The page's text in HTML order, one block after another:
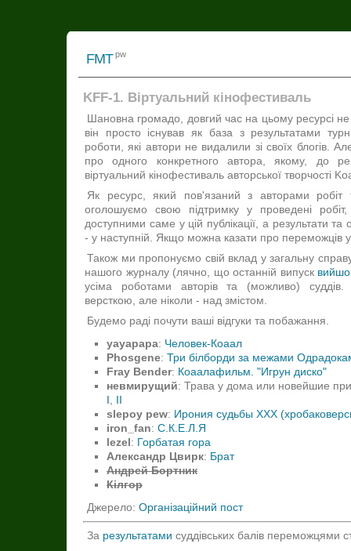
FMTpw
KFF-1. Віртуальний кінофестиваль
Шановна громадо, довгий час на цьому ресурсі
він просто існував як база з результатами
роботи, які автори не видалили зі своїх блогів.
про одного конкретного автора, якому, до
віртуальний кінофестиваль авторської творчості
Як ресурс, який пов'язаний з авторами робіт
оголошуємо свою підтримку у проведені
доступними саме у цій публікації, а результати
- у наступній. Якщо можна казати про переможців
Також ми пропонуємо свій вклад у загальну
нашого журналу (лячно, що останній випуск
усіма роботами авторів та (можливо)
версткою, але ніколи - над змістом.
Будемо раді почути ваші відгуки та побажання.
yayapapa: Человек-Коаал
Phosgene: Три білборди за межами
Fray Bender: Коаалафильм. "Игрун диско"
невмирущий: Трава у дома или новейшие
,
slepoy pew: Ирония судьбы ХХХ
iron_fan: С.К.Е.Л.Я
lezel : Горбатая гора
Александр Цвирк: Брат
Андрей Бортник
Кілгор
Джерело: Організаційний пост
За результатами суддівських балів переможцями